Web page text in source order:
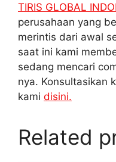
TIRIS GLOBAL
perusahaan yang
merintis dari awal
saat ini kami
sedang mencari
nya. Konsultasikan
kami disini.
Related